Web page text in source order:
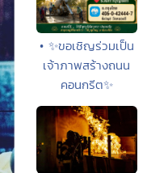
• ✨ขอเชิญร่วมเป็น
เจ้าภาพสร้างถนน
คอนกรีต✨